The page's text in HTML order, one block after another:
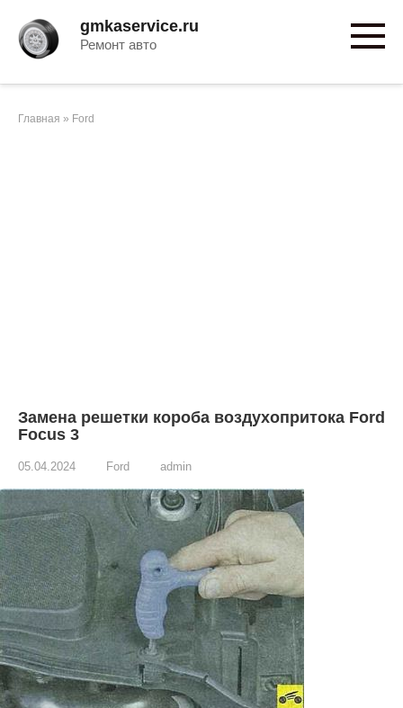
контенту
gmkaservice.ru
Ремонт авто
Главная » Ford
Замена решетки короба воздухопритока Ford
Focus 3
05.04.2024 Ford admin